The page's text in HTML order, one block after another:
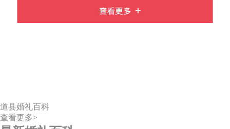
道县婚礼百科
查看更多>